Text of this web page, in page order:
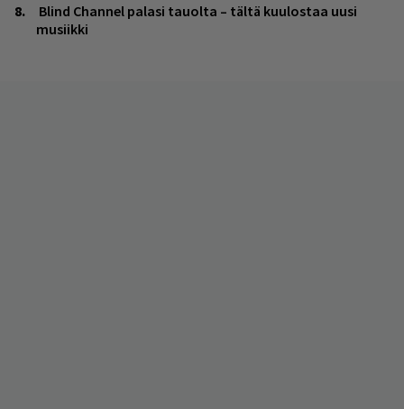
Blind Channel palasi tauolta – tältä kuulostaa uusi
musiikki